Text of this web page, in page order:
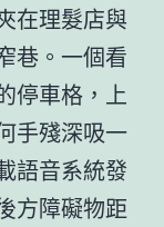
在理髮店與
巷。一個看
停車格，上
手殘深吸一
語音系統發
方障礙物距